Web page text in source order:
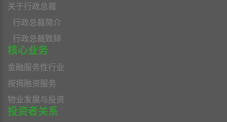
关于行政总裁
行政总裁简介
行政总裁致辞
核心业务
金融服务性行业
按揭融资服务
物业发展与投资
投资者关系